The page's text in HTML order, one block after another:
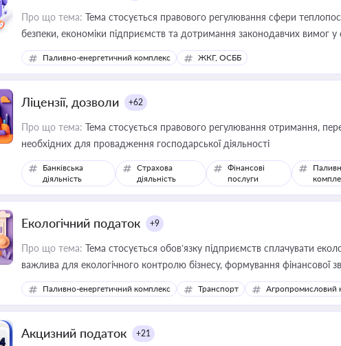
Про що тема: Тема стосується правового регулювання сфери
безпеки, економіки підприємств та дотримання законодавчих вимог
Паливно-енергетичний комплекс ЖКГ, ОСББ
Ліцензії, дозволи +62
Про що тема: Тема стосується правового регулювання отримання,
необхідних для провадження господарської діяльності
Банківська
діяльність
Страхова
діяльність
Фінансові
послуги
Екологічний податок +9
Про що тема: Тема стосується обов’язку підприємств сплачувати
важлива для екологічного контролю бізнесу, формування фінансової
законодавства
Паливно-енергетичний комплекс Транспорт Агропромисловий
Акцизний податок +21